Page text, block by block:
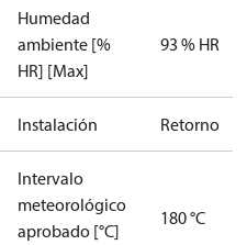
Humedad
ambiente [%
HR] [Max]
93 % HR
Instalación Retorno
Intervalo
meteorológico
aprobado [°C]
180 °C